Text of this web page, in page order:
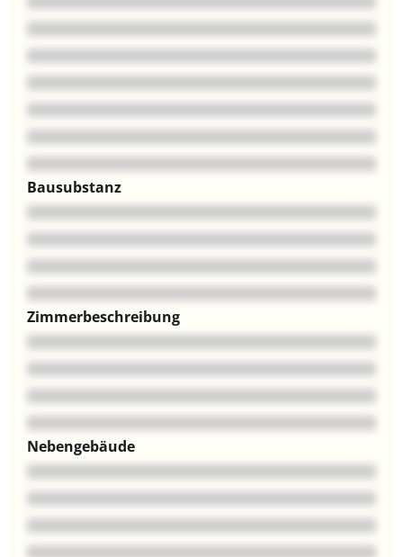
Bausubstanz
Zimmerbeschreibung
Nebengebäude